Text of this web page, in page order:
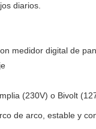
diarios.
medidor digital de
(230V) o Bivolt
de arco, estable y